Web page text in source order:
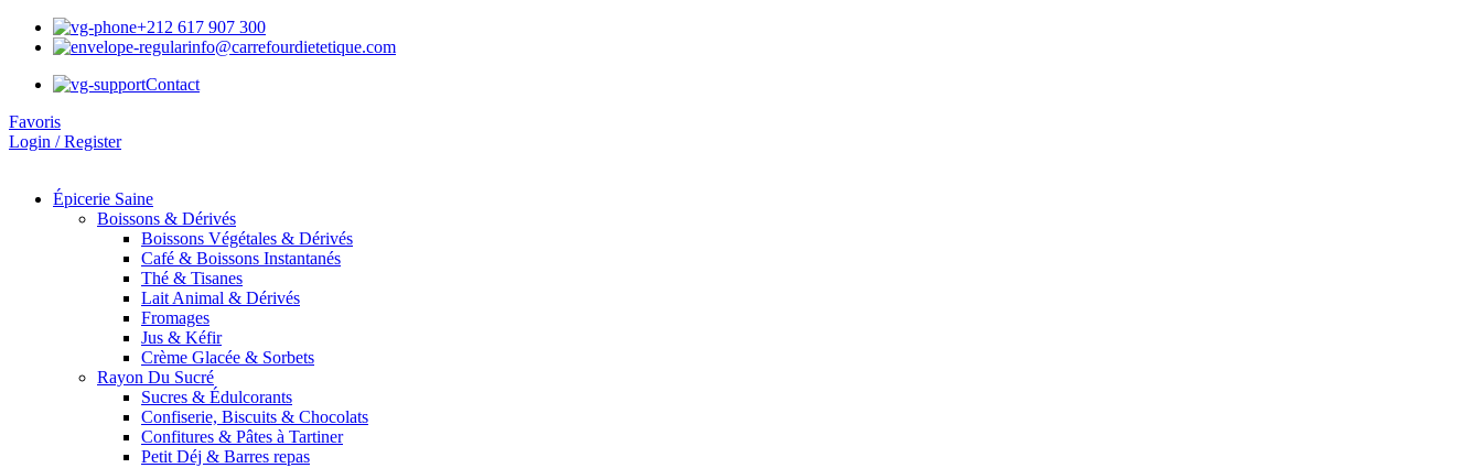
+212 617 907 300
info@carrefourdietetique.com
Contact
Favoris
Login / Register
Épicerie Saine
Boissons & Dérivés
Boissons Végétales & Dérivés
Café & Boissons Instantanés
Thé & Tisanes
Lait Animal & Dérivés
Fromages
Jus & Kéfir
Crème Glacée & Sorbets
Rayon Du Sucré
Sucres & Édulcorants
Confiserie, Biscuits & Chocolats
Confitures & Pâtes à Tartiner
Petit Déj & Barres repas